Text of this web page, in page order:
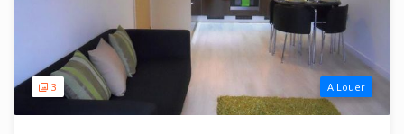
3 A Louer